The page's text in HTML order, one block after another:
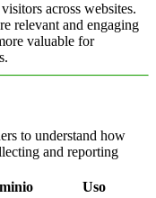
across websites.
relevant and engaging
valuable for
to understand how
and reporting
Uso